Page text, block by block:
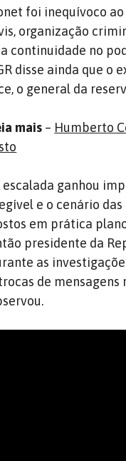
foi inequívoco
organização
continuidade no
disse ainda que
o general da
mais – Humberto
escalada ganhou
e o cenário
em prática
presidente da
as
de